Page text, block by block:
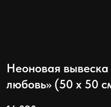
Неоновая
любовь» (50 х 50